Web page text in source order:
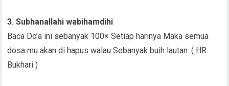
3. Subhanallahi wabihamdihi
Baca Do’a ini sebanyak 100× Setiap harinya Maka semua
dosa mu akan di hapus walau Sebanyak buih lautan. ( HR.
Bukhari )